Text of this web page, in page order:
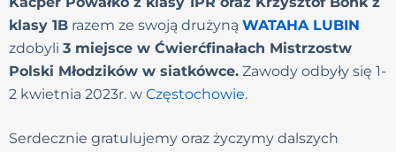
klasy 1B razem ze swoją drużyną WATAHA LUBIN
zdobyli 3 miejsce w Ćwierćfinałach Mistrzostw
Polski Młodzików w siatkówce. Zawody odbyły się 1-
2 kwietnia 2023r. w Częstochowie.
Serdecznie gratulujemy oraz życzymy dalszych